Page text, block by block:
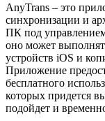
AnyTrans – это
синхронизации и
ПК под
оно может
устройств iOS и
Приложение
бесплатного
которых придется
подойдет и